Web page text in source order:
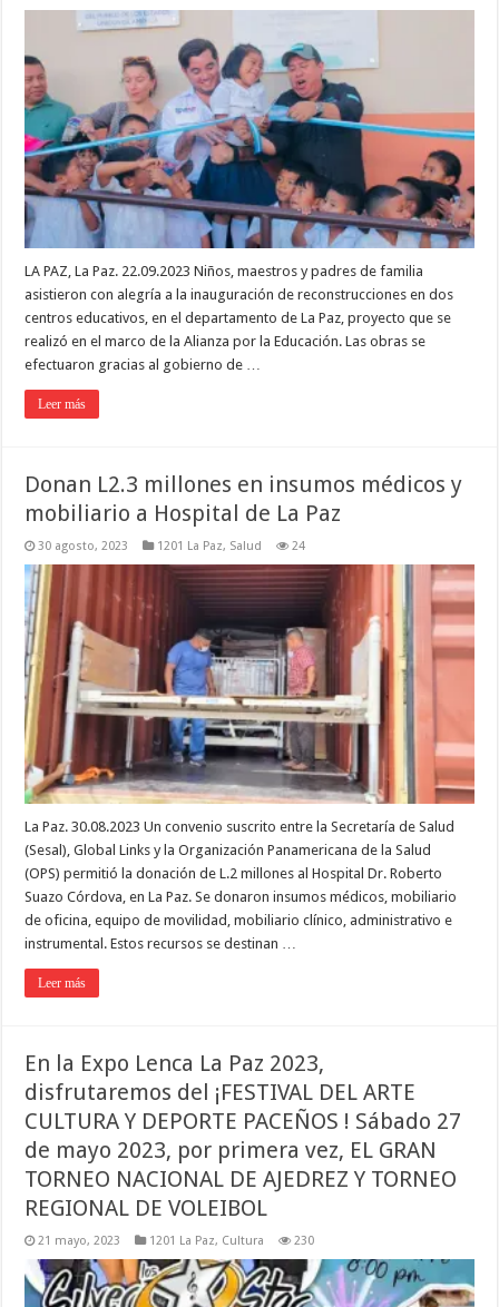
LA PAZ, La Paz. 22.09.2023 Niños, maestros y padres de familia
asistieron con alegría a la inauguración de reconstrucciones en dos
centros educativos, en el departamento de La Paz, proyecto que se
realizó en el marco de la Alianza por la Educación. Las obras se
efectuaron gracias al gobierno de …
Leer más
Donan L2.3 millones en insumos médicos y
mobiliario a Hospital de La Paz
30 agosto, 2023 1201 La Paz, Salud 24
La Paz. 30.08.2023 Un convenio suscrito entre la Secretaría de Salud
(Sesal), Global Links y la Organización Panamericana de la Salud
(OPS) permitió la donación de L.2 millones al Hospital Dr. Roberto
Suazo Córdova, en La Paz. Se donaron insumos médicos, mobiliario
de oficina, equipo de movilidad, mobiliario clínico, administrativo e
instrumental. Estos recursos se destinan …
Leer más
En la Expo Lenca La Paz 2023,
disfrutaremos del ¡FESTIVAL DEL ARTE
CULTURA Y DEPORTE PACEÑOS ! Sábado 27
de mayo 2023, por primera vez, EL GRAN
TORNEO NACIONAL DE AJEDREZ Y TORNEO
REGIONAL DE VOLEIBOL
21 mayo, 2023 1201 La Paz, Cultura 230